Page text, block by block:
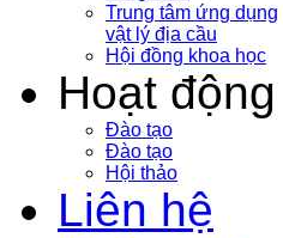
Trung tâm ứng dụng
vật lý địa cầu
Hội đồng khoa học
Hoạt động
Đào tạo
Đào tạo
Hội thảo
Liên hệ